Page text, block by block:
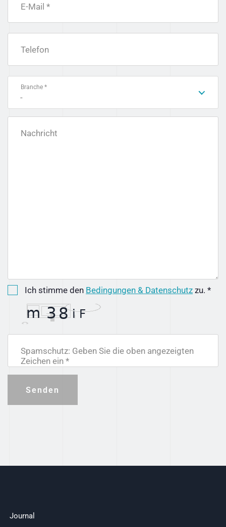
E-Mail *
Telefon
Branche *
-
Nachricht
Ich stimme den Bedingungen & Datenschutz zu. *
Spamschutz: Geben Sie die oben angezeigten
Zeichen ein *
Senden
Journal